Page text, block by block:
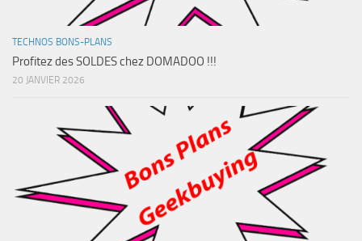
TECHNOS BONS-PLANS
Profitez des SOLDES chez DOMADOO !!!
20 JANVIER 2026